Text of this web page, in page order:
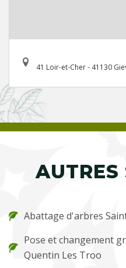
41 Loir-et-Cher - 41130
AUTRES
Abattage d'arbres
Pose et changement
Quentin Les Troo